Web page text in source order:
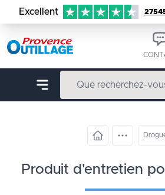
Aller au contenu
Excellent
produit d'entretien